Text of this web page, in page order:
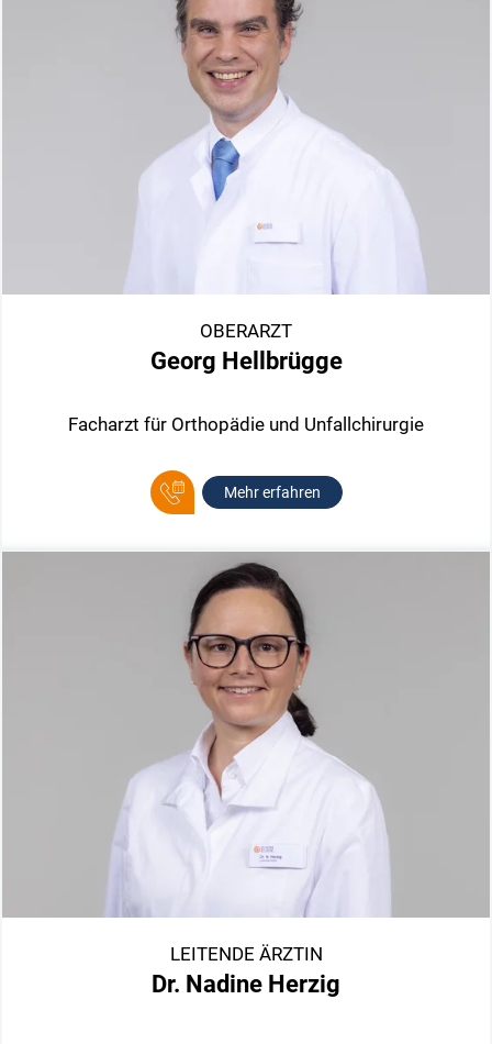
OBERARZT
Georg Hellbrügge
Facharzt für Orthopädie und Unfallchirurgie
Mehr erfahren
LEITENDE ÄRZTIN
Dr. Nadine Herzig